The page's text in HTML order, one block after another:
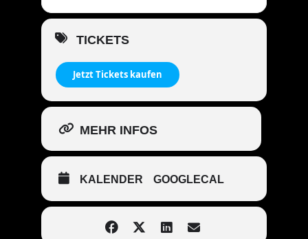
TICKETS
Jetzt Tickets kaufen
MEHR INFOS
KALENDER GOOGLECAL